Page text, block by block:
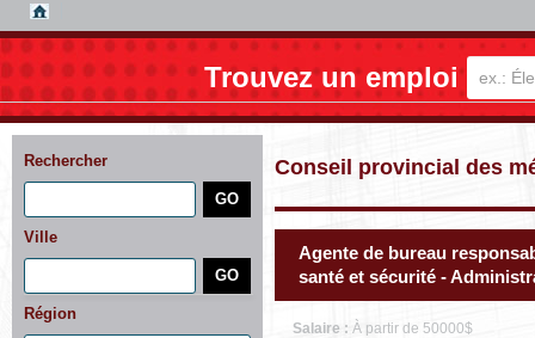
Trouvez un emploi
Rechercher
Ville
Région
Conseil provincial des
Agente de bureau
santé et sécurité -
Salaire : À partir de 50000$